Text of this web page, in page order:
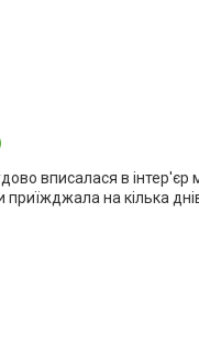
вписалася в інтер'єр
на кілька